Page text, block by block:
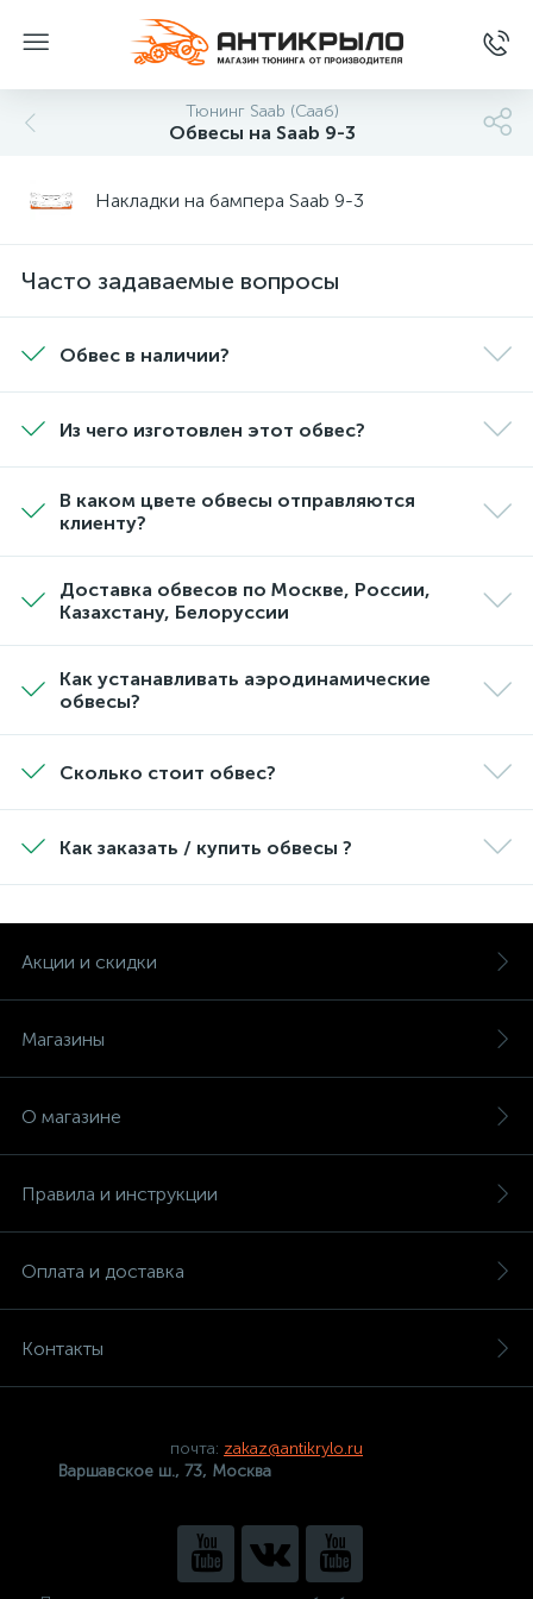
Тюнинг Saab (Сааб)
Обвесы на Saab 9-3
Накладки на бампера Saab 9-3
Часто задаваемые вопросы
Обвес в наличии?
Из чего изготовлен этот обвес?
В каком цвете обвесы отправляются
клиенту?
Доставка обвесов по Москве, России,
Казахстану, Белоруссии
Как устанавливать аэродинамические
обвесы?
Сколько стоит обвес?
Как заказать / купить обвесы ?
Акции и скидки
Магазины
О магазине
Правила и инструкции
Оплата и доставка
Контакты
почта: zakaz@antikrylo.ru
Варшавское ш., 73, Москва